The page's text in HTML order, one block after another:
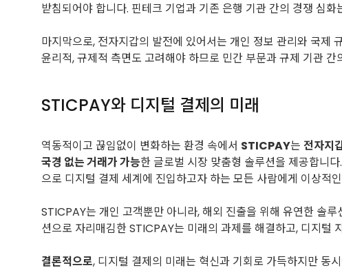
받침되어야 합니다. 핀테크 기업과 기존 은행 기관 간의 경쟁 심화
마지막으로, 전자지갑의 발전에 있어서는 개인 정보 관리와 국제
윤리적, 규제적 측면도 고려해야 하므로 민간 부문과 규제 기관 간
STICPAY와 디지털 결제의 미래
역동적이고 끊임없이 변화하는 환경 속에서 STICPAY는 전자지
국경 없는 거래가 가능한 글로벌 시장 맞춤형 솔루션을 제공합니
으로 디지털 결제 세계에 진입하고자 하는 모든 사람에게 이상적
STICPAY는 개인 고객뿐만 아니라, 해외 진출을 위해 유연한 솔
션으로 자리매김한 STICPAY는 미래의 과제를 해결하고, 디지털
결론적으로, 디지털 결제의 미래는 혁신과 기회로 가득하지만 동